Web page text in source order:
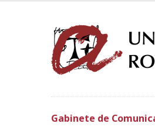
Gabinete de